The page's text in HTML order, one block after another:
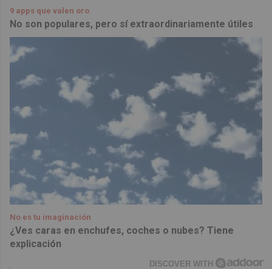
9 apps que valen oro
No son populares, pero sí extraordinariamente útiles
No es tu imaginación
¿Ves caras en enchufes, coches o nubes? Tiene
explicación
DISCOVER WITH